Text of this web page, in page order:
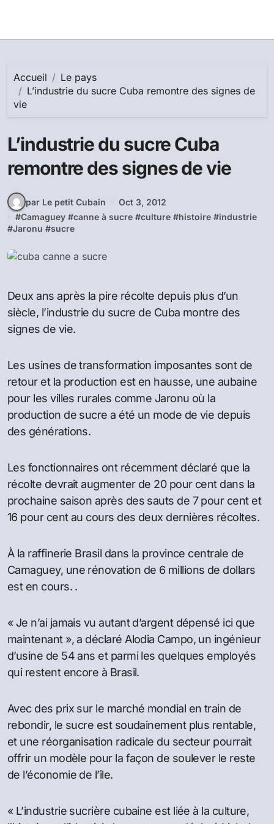
Accueil
Le pays
L’industrie du sucre Cuba remontre des signes de
vie
L’industrie du sucre Cuba
remontre des signes de vie
par Le petit Cubain
Oct 3, 2012
#Camaguey #canne à sucre #culture #histoire #industrie
#Jaronu #sucre
Deux ans après la pire récolte depuis plus d’un
siècle, l’industrie du sucre de Cuba montre des
signes de vie.
Les usines de transformation imposantes sont de
retour et la production est en hausse, une aubaine
pour les villes rurales comme Jaronu où la
production de sucre a été un mode de vie depuis
des générations.
Les fonctionnaires ont récemment déclaré que la
récolte devrait augmenter de 20 pour cent dans la
prochaine saison après des sauts de 7 pour cent et
16 pour cent au cours des deux dernières récoltes.
À la raffinerie Brasil dans la province centrale de
Camaguey, une rénovation de 6 millions de dollars
est en cours. .
« Je n’ai jamais vu autant d’argent dépensé ici que
maintenant », a déclaré Alodia Campo, un ingénieur
d’usine de 54 ans et parmi les quelques employés
qui restent encore à Brasil.
Avec des prix sur le marché mondial en train de
rebondir, le sucre est soudainement plus rentable,
et une réorganisation radicale du secteur pourrait
offrir un modèle pour la façon de soulever le reste
de l’économie de l’île.
« L’industrie sucrière cubaine est liée à la culture,